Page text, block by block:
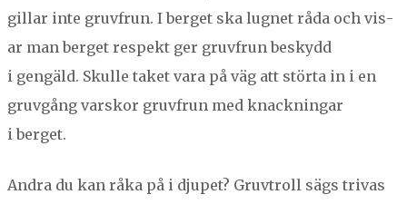
gillar inte gru­vfrun. I berget ska lugnet råda och vis­
ar man berget respekt ger gru­vfrun besky­dd
i gengäld. Skulle taket vara på väg att stör­ta in i en
gru­vgång varskor gru­vfrun med knack­ningar
i berget.
Andra du kan råka på i dju­pet? Gru­vtroll sägs trivas